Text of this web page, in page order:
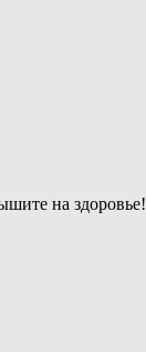
на здоровье!